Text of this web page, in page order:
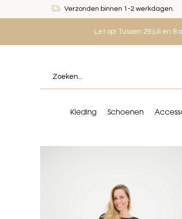
Let op! Tussen 29 juli en
Kleding Schoenen
Verzonden binnen 1-2 werkdagen.